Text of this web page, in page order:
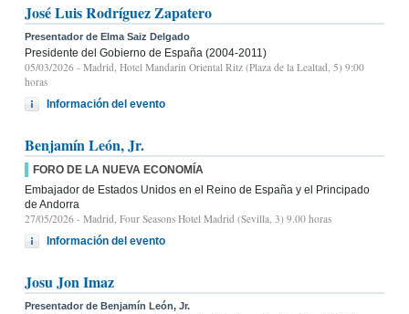
José Luis Rodríguez Zapatero
Presentador de Elma Saiz Delgado
Presidente del Gobierno de España (2004-2011)
05/03/2026 - Madrid, Hotel Mandarin Oriental Ritz (Plaza de la Lealtad, 5) 9:00
horas
Información del evento
Benjamín León, Jr.
FORO DE LA NUEVA ECONOMÍA
Embajador de Estados Unidos en el Reino de España y el Principado
de Andorra
27/05/2026 - Madrid, Four Seasons Hotel Madrid (Sevilla, 3) 9.00 horas
Información del evento
Josu Jon Imaz
Presentador de Benjamín León, Jr.